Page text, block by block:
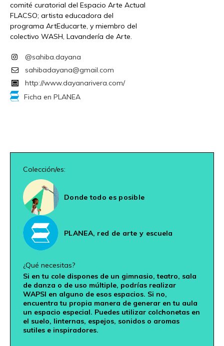
comité curatorial del Espacio Arte Actual
FLACSO; artista educadora del
programa ArtEducarte, y miembro del
colectivo WASH, Lavandería de Arte.
@sahiba.dayana
sahibadayana@gmail.com
http://www.dayanarivera.com/
Ficha en PLANEA
Colección/es:
Donde todo es posible
PLANEA, red de arte y escuela
¿Qué necesitas?
Si en tu cole dispones de un gimnasio, teatro, sala
de danza o de uso múltiple, podrías realizar
WAPSI en alguno de esos espacios. Si no,
encuentra tu propia manera de generar en tu aula
un espacio especial. Puedes utilizar colchonetas en
el suelo, linternas, espejos, sonidos o aromas
sutiles e inspiradores.